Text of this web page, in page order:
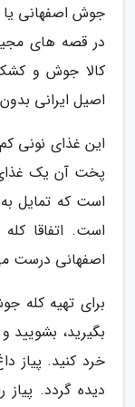
جوش اصفهانی
در قصه های
کالا جوش و
اصیل ایرانی
این غذای نونی
پخت آن یک
است که تمایل
است. اتفاقا
اصفهانی درست
برای تهیه کله
بگیرید،
خرد کنید. پیاز
دیده گردد.